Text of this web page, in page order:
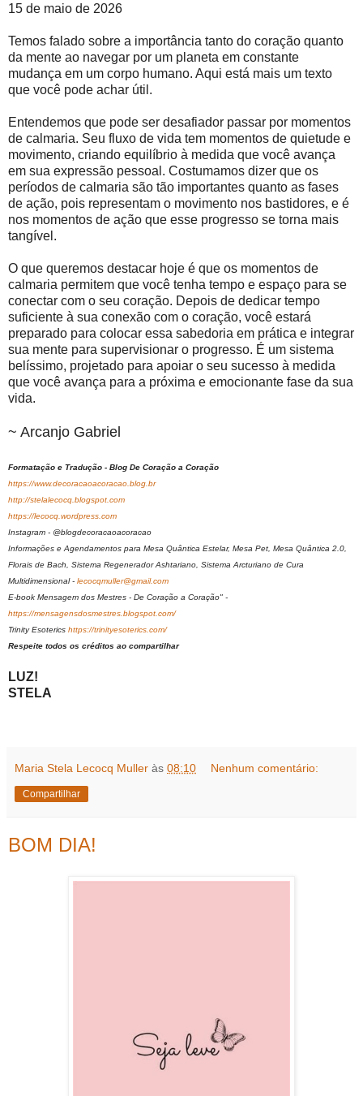
15 de maio de 2026
Temos falado sobre a importância tanto do coração quanto
da mente ao navegar por um planeta em constante
mudança em um corpo humano. Aqui está mais um texto
que você pode achar útil.
Entendemos que pode ser desafiador passar por momentos
de calmaria. Seu fluxo de vida tem momentos de quietude e
movimento, criando equilíbrio à medida que você avança
em sua expressão pessoal. Costumamos dizer que os
períodos de calmaria são tão importantes quanto as fases
de ação, pois representam o movimento nos bastidores, e é
nos momentos de ação que esse progresso se torna mais
tangível.
O que queremos destacar hoje é que os momentos de
calmaria permitem que você tenha tempo e espaço para se
conectar com o seu coração. Depois de dedicar tempo
suficiente à sua conexão com o coração, você estará
preparado para colocar essa sabedoria em prática e integrar
sua mente para supervisionar o progresso. É um sistema
belíssimo, projetado para apoiar o seu sucesso à medida
que você avança para a próxima e emocionante fase da sua
vida.
~ Arcanjo Gabriel
Formatação e Tradução - Blog De Coração a Coração
https://www.decoracaoacoracao.blog.br
http://stelalecocq.blogspot.com
https://lecocq.wordpress.com
Instagram - @blogdecoracaoacoracao
Informações e Agendamentos para Mesa Quântica Estelar, Mesa Pet, Mesa Quântica 2.0,
Florais de Bach, Sistema Regenerador Ashtariano, Sistema Arcturiano de Cura
Multidimensional - lecocqmuller@gmail.com
E-book Mensagem dos Mestres - De Coração a Coração" -
https://mensagensdosmestres.blogspot.com/
Trinity Esoterics https://trinityesoterics.com/
Respeite todos os créditos ao compartilhar
LUZ!
STELA
Maria Stela Lecocq Muller às 08:10 Nenhum comentário:
Compartilhar
BOM DIA!